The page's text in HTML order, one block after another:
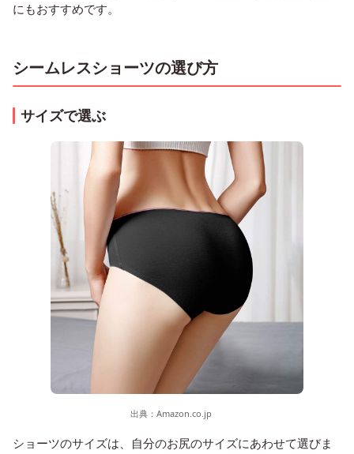
にもおすすめです。
シームレスショーツの選び方
サイズで選ぶ
出典： Amazon.co.jp
ショーツのサイズは、自分のお尻のサイズにあわせて選びま